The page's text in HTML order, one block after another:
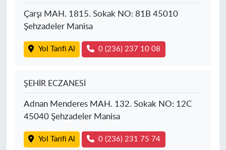
Çarşı MAH. 1815. Sokak NO: 81B 45010
Şehzadeler Manisa
Yol Tarifi Al 0 (236) 237 10 08
ŞEHİR ECZANESİ
Adnan Menderes MAH. 132. Sokak NO: 12C
45040 Şehzadeler Manisa
Yol Tarifi Al 0 (236) 231 75 74